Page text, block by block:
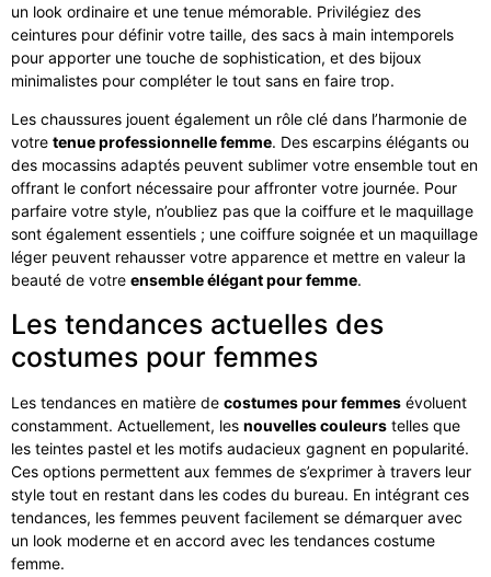
un look ordinaire et une tenue mémorable. Privilégiez des
ceintures pour définir votre taille, des sacs à main intemporels
pour apporter une touche de sophistication, et des bijoux
minimalistes pour compléter le tout sans en faire trop.
Les chaussures jouent également un rôle clé dans l’harmonie de
votre tenue professionnelle femme. Des escarpins élégants ou
des mocassins adaptés peuvent sublimer votre ensemble tout en
offrant le confort nécessaire pour affronter votre journée. Pour
parfaire votre style, n’oubliez pas que la coiffure et le maquillage
sont également essentiels ; une coiffure soignée et un maquillage
léger peuvent rehausser votre apparence et mettre en valeur la
beauté de votre ensemble élégant pour femme.
Les tendances actuelles des
costumes pour femmes
Les tendances en matière de costumes pour femmes évoluent
constamment. Actuellement, les nouvelles couleurs telles que
les teintes pastel et les motifs audacieux gagnent en popularité.
Ces options permettent aux femmes de s’exprimer à travers leur
style tout en restant dans les codes du bureau. En intégrant ces
tendances, les femmes peuvent facilement se démarquer avec
un look moderne et en accord avec les tendances costume
femme.